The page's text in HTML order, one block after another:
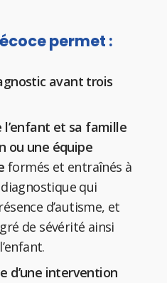
permet :
avant trois
l’enfant et sa famille
ou une équipe
formés et entraînés à
qui
d’autisme, et
de sévérité ainsi
d’une intervention